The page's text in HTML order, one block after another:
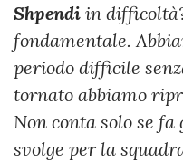
Shpendi in
fondamentale.
periodo difficile
tornato abbiamo
Non conta solo se
svolge per la